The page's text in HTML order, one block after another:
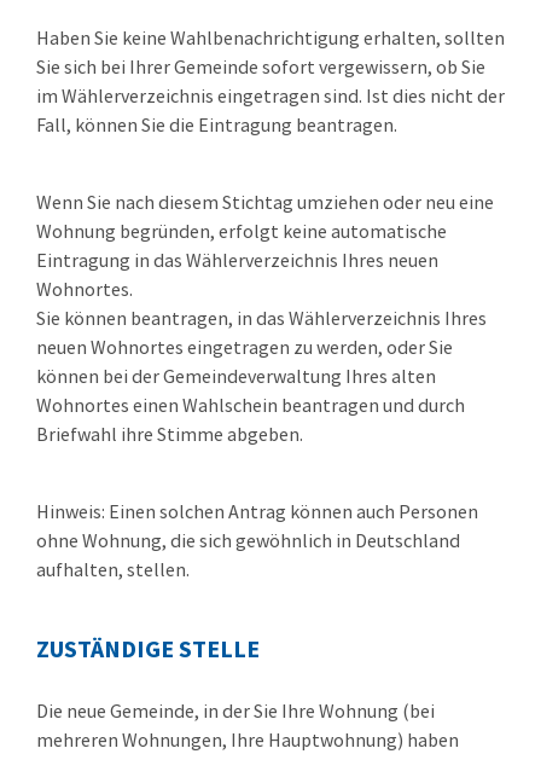
Haben Sie keine Wahlbenachrichtigung erhalten, sollten
Sie sich bei Ihrer Gemeinde sofort vergewissern, ob Sie
im Wählerverzeichnis eingetragen sind. Ist dies nicht der
Fall, können Sie die Eintragung beantragen.
Wenn Sie nach diesem Stichtag umziehen oder neu eine
Wohnung begründen, erfolgt keine automatische
Eintragung in das Wählerverzeichnis Ihres neuen
Wohnortes.
Sie können beantragen, in das Wählerverzeichnis Ihres
neuen Wohnortes eingetragen zu werden, oder Sie
können bei der Gemeindeverwaltung Ihres alten
Wohnortes einen Wahlschein beantragen und durch
Briefwahl ihre Stimme abgeben.
Hinweis: Einen solchen Antrag können auch Personen
ohne Wohnung, die sich gewöhnlich in Deutschland
aufhalten, stellen.
ZUSTÄNDIGE STELLE
Die neue Gemeinde, in der Sie Ihre Wohnung (bei
mehreren Wohnungen, Ihre Hauptwohnung) haben